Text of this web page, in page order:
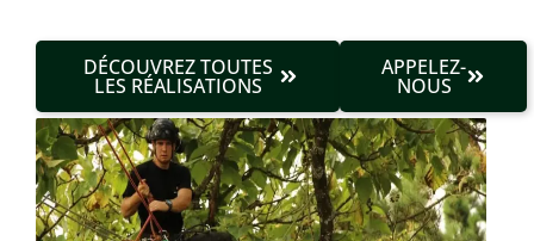
DÉCOUVREZ TOUTES
LES RÉALISATIONS
APPELEZ-
NOUS